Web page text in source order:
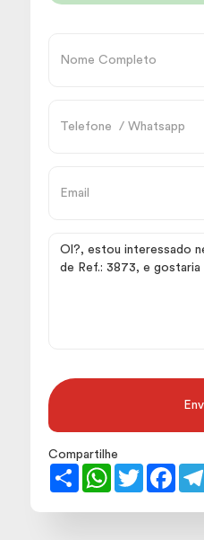
Compartilhe
Share
WhatsApp
Twitter